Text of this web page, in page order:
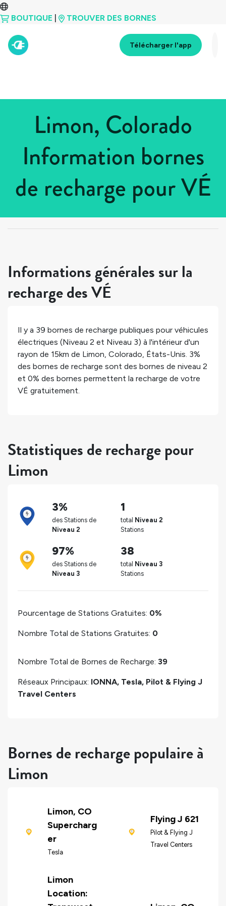
BOUTIQUE TROUVER DES BORNES
Télécharger l'app
Limon, Colorado
Information bornes
de recharge pour VÉ
États-Unis > Colorado
Informations générales sur la
recharge des VÉ
Il y a 39 bornes de recharge publiques pour véhicules
électriques (Niveau 2 et Niveau 3) à l'intérieur d'un
rayon de 15km de Limon, Colorado, États-Unis. 3%
des bornes de recharge sont des bornes de niveau 2
et 0% des bornes permettent la recharge de votre
VÉ gratuitement.
Statistiques de recharge pour
Limon
3%
des Stations de
Niveau 2
1
total Niveau 2
Stations
97%
des Stations de
Niveau 3
38
total Niveau 3
Stations
Pourcentage de Stations Gratuites: 0%
Nombre Total de Stations Gratuites: 0
Nombre Total de Bornes de Recharge: 39
Réseaux Principaux: IONNA, Tesla, Pilot & Flying J
Travel Centers
Bornes de recharge populaire à
Limon
Limon, CO
Supercharg
er
Tesla
Flying J 621
Pilot & Flying J
Travel Centers
Limon
Location: